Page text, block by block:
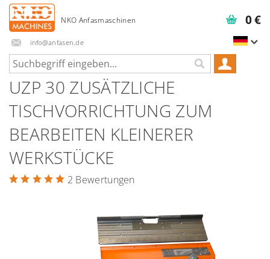
info@anfasen.de
0 €
UZP 30 ZUSÄTZLICHE
TISCHVORRICHTUNG ZUM
BEARBEITEN KLEINERER
WERKSTÜCKE
2 Bewertungen